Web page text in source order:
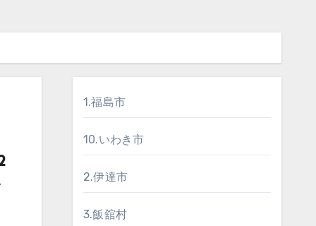
1.福島市
10.いわき市
2.伊達市
3.飯舘村